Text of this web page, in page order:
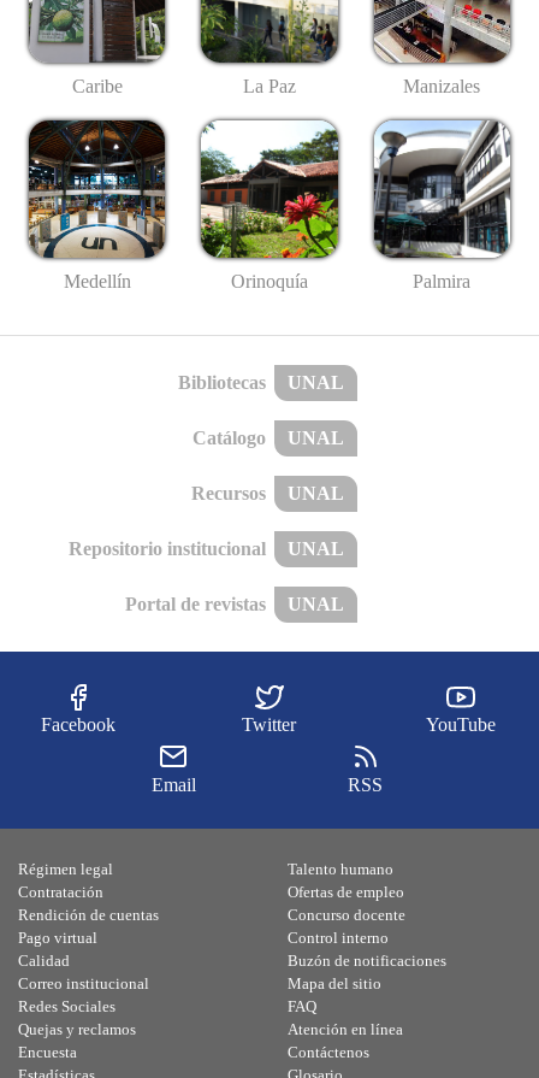
Caribe La Paz Manizales
Medellín Orinoquía Palmira
Bibliotecas UNAL
Catálogo UNAL
Recursos UNAL
Repositorio institucional UNAL
Portal de revistas UNAL
Facebook Twitter YouTube
Email RSS
Régimen legal
Contratación
Rendición de cuentas
Pago virtual
Calidad
Talento humano
Ofertas de empleo
Concurso docente
Control interno
Buzón de notificaciones
Correo institucional
Redes Sociales
Quejas y reclamos
Encuesta
Mapa del sitio
FAQ
Atención en línea
Contáctenos